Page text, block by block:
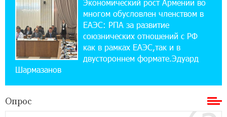
18:38:18 28-07-2026
Пашинян ты упустил свой шанс уйти
спокойно. Аршак Карапетян
12:04:53 28-07-2026
Обновленный Центр продаж и обслуживания
Ucom открылся по адресу ул. Шаумяна, 24/2
в Арарате
22:28:49 27-07-2026
Экономический рост Армении во
многом обусловлен членством в
ЕАЭС: РПА за развитие
союзнических отношений с РФ
как в рамках ЕАЭС,так и в
двустороннем формате.Эдуард
Шармазанов
Опрос